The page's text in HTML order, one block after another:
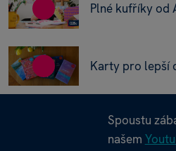
Plné kufříky od
Karty pro lepší
Spoustu
našem